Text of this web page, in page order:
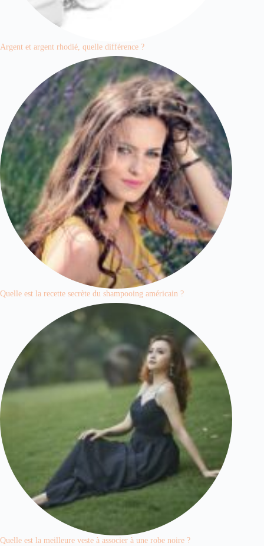
Argent et argent rhodié, quelle différence ?
Quelle est la recette secrète du shampooing américain ?
Quelle est la meilleure veste à associer à une robe noire ?